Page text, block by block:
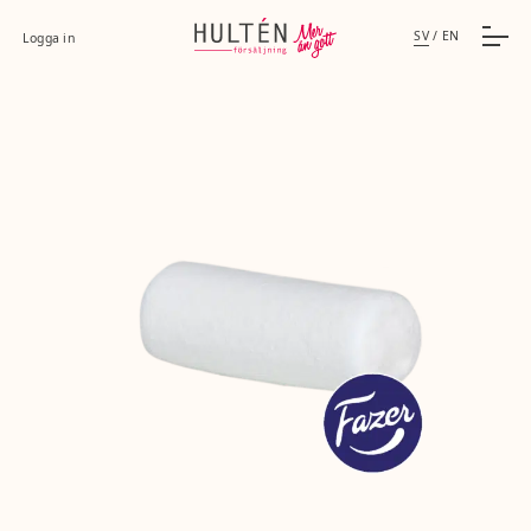
Logga in SV / EN